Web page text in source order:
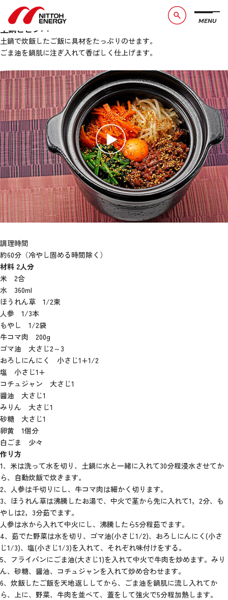
MENU
ブランドメッセージ
会社概要 数字で見る日東エネルギー
事業紹介 CSR活動
お知らせ お問い合わせ
採用情報 サービスサイト
土鍋ビビンバ
10月 21, 2022 12:00 am
土鍋ビビンバ
土鍋で炊飯したご飯に具材をたっぷりのせます。
ごま油を鍋肌に注ぎ入れて香ばしく仕上げます。
調理時間
約60分（冷やし固める時間除く）
材料 2人分
米 2合
水 360ml
ほうれん草 1/2束
人参 1/3本
もやし 1/2袋
牛コマ肉 200g
ゴマ油 大さじ2～3
おろしにんにく 小さじ1+1/2
塩 小さじ1+
コチュジャン 大さじ1
醤油 大さじ1
みりん 大さじ1
砂糖 大さじ1
卵黄 1個分
白ごま 少々
作り方
1、米は洗って水を切り、土鍋に水と一緒に入れて30分程浸水させてか
ら、自動炊飯で炊きます。
2、人参は千切りにし、牛コマ肉は細かく切ります。
3、ほうれん草は沸騰したお湯で、中火で茎から先に入れて1，2分、も
やしは2，3分茹でます。
人参は水から入れて中火にし、沸騰したら5分程茹でます。
4、茹でた野菜は水を切り、ゴマ油(小さじ1/2)、おろしにんにく(小さ
じ1/3)、塩(小さじ1/3)を入れて、それぞれ味付けをする。
5、フライパンにごま油(大さじ1)を入れて中火で牛肉を炒めます。みり
ん、砂糖、醤油、コチュジャンを入れて炒め合わせます。
6、炊飯したご飯を天地返ししてから、ごま油を鍋肌に流し入れてか
ら、上に、野菜、牛肉を並べて、蓋をして強火で5分程加熱します。